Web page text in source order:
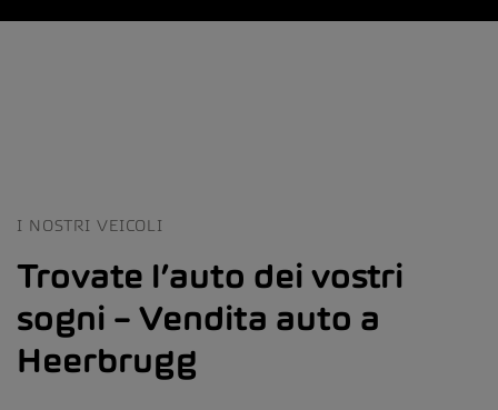
I NOSTRI VEICOLI
Trovate l’auto dei vostri
sogni – Vendita auto a
Heerbrugg